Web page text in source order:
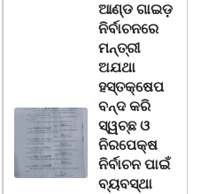
ଆଣ୍ଡ ଗାଇଡ଼
ନିର୍ବାଚନରେ
ମନ୍ତ୍ରୀ
ଅଯଥା
ହସ୍ତକ୍ଷେପ
ବନ୍ଦ କରି
ସ୍ୱଚ୍ଛ ଓ
ନିରପେକ୍ଷ
ନିର୍ବାଚନ ପାଇଁ
ବ୍ୟବସ୍ଥା